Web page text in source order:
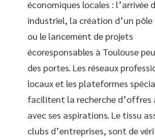
économiques locales : l’arrivée
industriel, la création d’un pôle
ou le lancement de projets
écoresponsables à Toulouse
des portes. Les réseaux
locaux et les plateformes
facilitent la recherche d’offres
avec ses aspirations. Le tissu
clubs d’entreprises, sont de